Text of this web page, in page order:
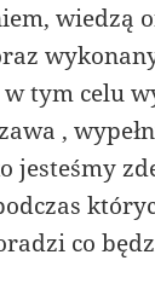
wiedzą
tym celu
,
jesteśmy
co